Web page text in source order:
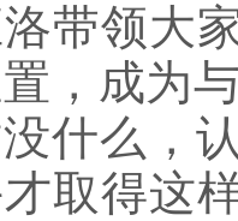
带领大
，成为
什么，
取得这